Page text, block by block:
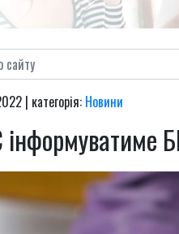
| категорія: Новини